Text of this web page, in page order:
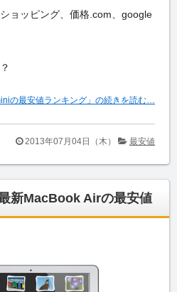
ョッピング、価格.com、google
の最安値ランキング」の続きを読む…
2013年07月04日（木） 最安値
新MacBook Airの最安値